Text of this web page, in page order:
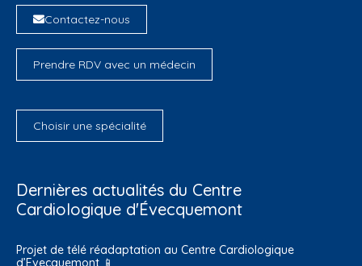
Contactez-nous
Prendre RDV avec un médecin
Choisir une spécialité
Dernières actualités du Centre
Cardiologique d'Évecquemont
Projet de télé réadaptation au Centre Cardiologique
d’Evecquemont 📱